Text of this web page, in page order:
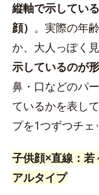
縦軸で示してい
顔） 。実際の年
か、大人っぽく
示しているのが
鼻・口などのパ
ているかを表し
プを1つずつチェ
子供顔×直線：若
アルタイプ